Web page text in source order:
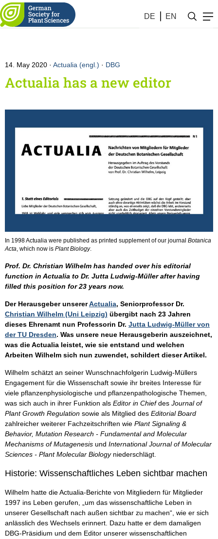
DE EN
14. May 2020 Actualia (engl.) · DBG
Actualia has a new editor
In 1998 Actualia were published as printed supplement of our journal Botanica
Acta, which now is Plant Biology.
Prof. Dr. Christian Wilhelm has handed over his editorial
function in Actualia to Dr. Jutta Ludwig-Müller after having
filled this position for 23 years now.
Der Herausgeber unsererActualia, Seniorprofessor Dr.
Christian Wilhelm (Uni Leipzig) übergibt nach 23 Jahren
dieses Ehrenamt nun Professorin Dr. Jutta Ludwig-Müller von
der TU Dresden. Was unsere neue Herausgeberin auszeichnet,
was die Actualia leistet, wie sie entstand und welchen
Arbeiten Wilhelm sich nun zuwendet, schildert dieser Artikel.
Wilhelm schätzt an seiner Wunschnachfolgerin Ludwig-Müllers
Engagement für die Wissenschaft sowie ihr breites Interesse für
viele pflanzenphysiologische und pflanzenpathologische Themen,
was sich auch in ihrer Funktion als Editor in Chiefdes Journal of
Plant Growth Regulation sowie als Mitglied des Editorial Board
zahlreicher weiterer Fachzeitschriften wie Plant Signaling &
Behavior, Mutation Research - Fundamental and Molecular
Mechanisms of Mutagenesis und International Journal of Molecular
Sciences - Plant Molecular Biologyniederschlägt.
Historie: Wissenschaftliches Leben sichtbar machen
Wilhelm hatte die Actualia-Berichte von Mitgliedern für Mitglieder
1997 ins Leben gerufen, „um das wissenschaftliche Leben in
unserer Gesellschaft nach außen sichtbar zu machen“, wie er sich
anlässlich des Wechsels erinnert. Dazu hatte er dem damaligen
DBG-Präsidium und dem Editor unserer wissenschaftlichen